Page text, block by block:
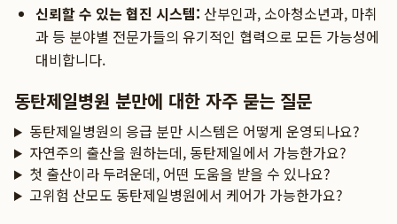
신뢰할 수 있는 협진 시스템: 산부인과, 소아청소년과, 마취
과 등 분야별 전문가들의 유기적인 협력으로 모든 가능성에
대비합니다.
동탄제일병원 분만에 대한 자주 묻는 질문
동탄제일병원의 응급 분만 시스템은 어떻게 운영되나요?
자연주의 출산을 원하는데, 동탄제일에서 가능한가요?
첫 출산이라 두려운데, 어떤 도움을 받을 수 있나요?
고위험 산모도 동탄제일병원에서 케어가 가능한가요?